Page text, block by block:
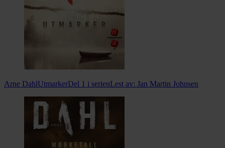
Arne DahlUtmarkerDel 1 i serienLest av: Jan Martin Johnsen